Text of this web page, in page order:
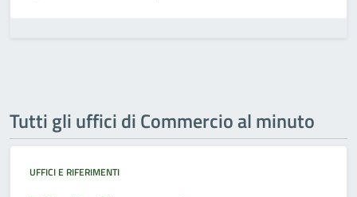
Tutti gli uffici di Commercio al minuto
UFFICI E RIFERIMENTI